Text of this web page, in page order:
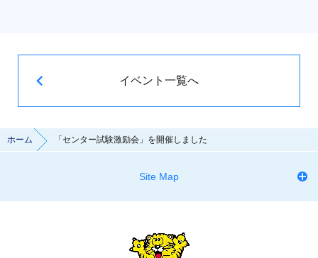
イベント一覧へ
ホーム 「センター試験激励会」を開催しました
Site Map